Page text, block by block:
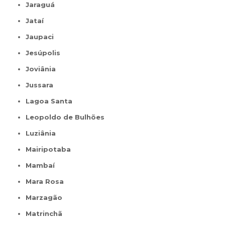
Jaraguá
Jataí
Jaupaci
Jesúpolis
Joviânia
Jussara
Lagoa Santa
Leopoldo de Bulhões
Luziânia
Mairipotaba
Mambaí
Mara Rosa
Marzagão
Matrinchã